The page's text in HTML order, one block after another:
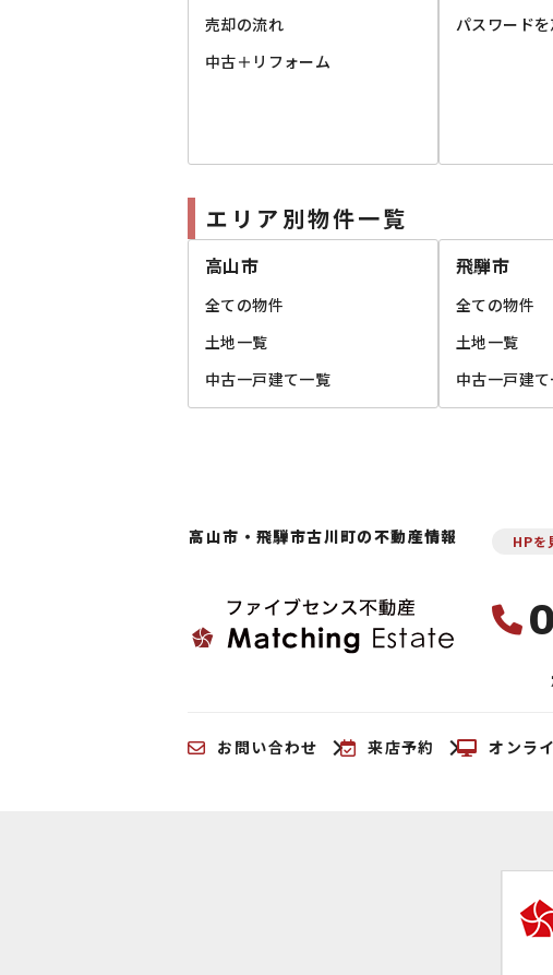
売却の流れ
中古＋リフォーム
パスワード
エリア別物件一覧
高山市
全ての物件
土地一覧
中古一戸建て一覧
飛騨市
全ての物件
土地一覧
中古一戸建
高山市・飛騨市古川町の不動産情報 HPを
お問い合わせ 来店予約 オンラ